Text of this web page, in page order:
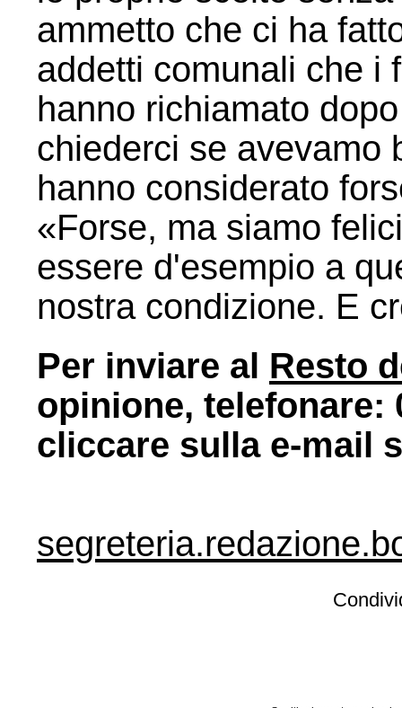
ammetto che ci ha
addetti comunali che i
hanno richiamato
chiederci se avevamo
hanno considerato
«Forse, ma siamo
essere d'esempio a
nostra condizione. E
Per inviare al Resto
opinione, telefonare:
cliccare sulla e-mail